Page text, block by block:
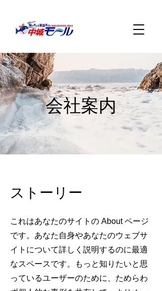
会社案内
ストーリー
これはあなたのサイトの About ページ
です。あなた自身やあなたのウェブサ
イトについて詳しく説明するのに最適
なスペースです。もっと知りたいと思
っているユーザーのために、ためらわ